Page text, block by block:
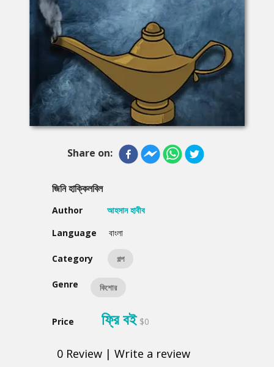
Share on:
জিনি হাক্কিলবিল
Author
আহসান হাবীব
Language
বাংলা
Category গল্প
Genre কিশোর
Price ফ্রি বই $0
0 Review | Write a review